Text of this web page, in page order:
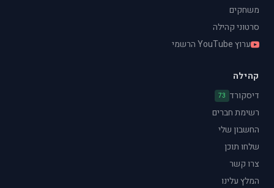
משחקים
סרטוני קהילה
ערוץ YouTube הרשמי
קהילה
דיסקורד 73
רשימת חברים
החשבון שלי
שלחו תוכן
צרו קשר
המלץ עלינו